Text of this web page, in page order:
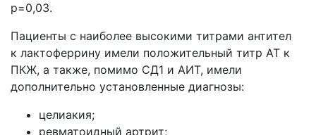
p=0,03.
Пациенты с наиболее высокими титрами антител
к лактоферрину имели положительный титр АТ к
ПКЖ, а также, помимо СД1 и АИТ, имели
дополнительно установленные диагнозы:
целиакия;
ревматоидный артрит;